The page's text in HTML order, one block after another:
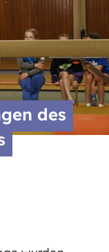
des